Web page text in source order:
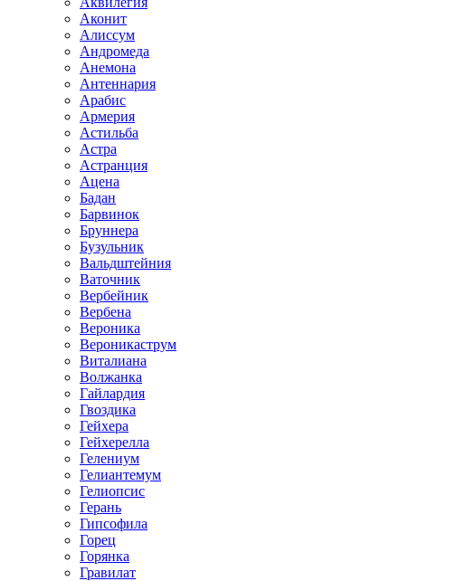
Аконит
Алиссум
Андромеда
Анемона
Антеннария
Арабис
Армерия
Астильба
Астра
Астранция
Ацена
Бадан
Барвинок
Бруннера
Бузульник
Вальдштейния
Ваточник
Вербейник
Вербена
Вероника
Вероникаструм
Виталиана
Волжанка
Гайлардия
Гвоздика
Гейхера
Гейхерелла
Гелениум
Гелиантемум
Гелиопсис
Герань
Гипсофила
Горец
Горянка
Гравилат